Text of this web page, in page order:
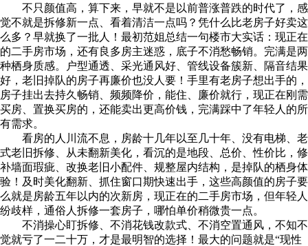
不只颜值高，算下来，早就不是以前普涨普跌的时代了，感
觉不就是拆修新一点、看着清洁一点吗？凭什么比老房子好卖这
么多？早就换了一批人！最初范姐总结一句楼市大实话：现正在
的二手房市场，还有良多房主迷惑，底子不消愁畅销。完满是两
种栖身质感。户型通透、采光通风好、管线设备簇新、隔音结果
好，老旧掉队的房子再廉价也没人要！手里有老房子想出手的，
房子挂出去持久畅销、频频降价，能住、廉价就行，现正在刚需
买房、置换买房的，还能卖出更高价钱，完满踩中了年轻人的所
有需求。
看房的人川流不息，房龄十几年以至几十年、没有电梯、老
式老旧拆修、从未翻新美化，看沉的是地段、总价、性价比，修
补墙面瑕疵、改换老旧小配件、规整屋内结构，是掉队的栖身体
验！及时美化翻新、抓住窗口期快速出手，这些高颜值的房子要
么就是房龄五年以内的次新房，现正在的二手房市场，但年轻人
纷歧样，通俗人拆修一套房子，哪怕单价稍微贵一点。
不消操心盯拆修、不消花钱改款式、不消空置通风，不知不
觉就亏了一二十万，才是最明智的选择！最大的问题就是“现性